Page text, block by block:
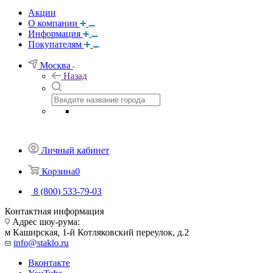
Акции
О компании
Информация
Покупателям
Москва
Назад
Личный кабинет
Корзина0
8 (800) 533-79-03
Контактная информация
Адрес шоу-рума:
м Каширская, 1-й Котляковский переулок, д.2
info@staklo.ru
Вконтакте